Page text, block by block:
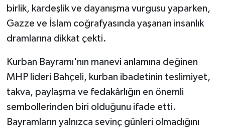
birlik, kardeşlik ve dayanışma vurgusu yaparken,
Gazze ve İslam coğrafyasında yaşanan insanlık
dramlarına dikkat çekti.
Kurban Bayramı'nın manevi anlamına değinen
MHP lideri Bahçeli, kurban ibadetinin teslimiyet,
takva, paylaşma ve fedakârlığın en önemli
sembollerinden biri olduğunu ifade etti.
Bayramların yalnızca sevinç günleri olmadığını